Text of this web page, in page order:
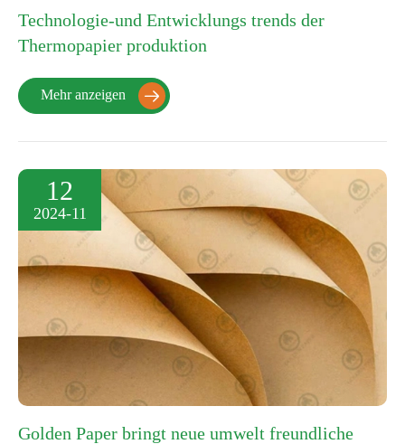
Technologie-und Entwicklungs trends der
Thermopapier produktion
Mehr anzeigen 
12
2024-11
Golden Paper bringt neue umwelt freundliche